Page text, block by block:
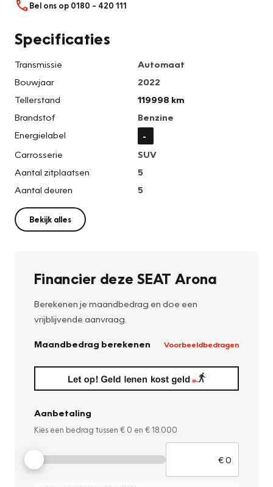
Bel ons op 0180 – 420 111
Specificaties
Transmissie
Automaat
Bouwjaar
2022
Tellerstand
119998 km
Brandstof
Benzine
Energielabel
-
Carrosserie
SUV
Aantal zitplaatsen
5
Aantal deuren
5
Bekijk alles
Financier deze SEAT Arona
Berekenen je maandbedrag en doe een
vrijblijvende aanvraag.
Maandbedrag berekenen Voorbeeldbedragen
Aanbetaling
Kies een bedrag tussen € 0 en € 18.000